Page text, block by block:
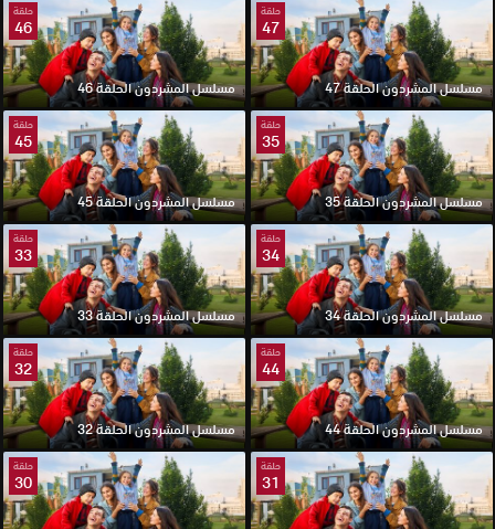
حلقة
47
مسلسل المشردون الحلقة 47
حلقة
46
مسلسل المشردون الحلقة 46
حلقة
35
مسلسل المشردون الحلقة 35
حلقة
45
مسلسل المشردون الحلقة 45
حلقة
34
مسلسل المشردون الحلقة 34
حلقة
33
مسلسل المشردون الحلقة 33
حلقة
44
مسلسل المشردون الحلقة 44
حلقة
32
مسلسل المشردون الحلقة 32
حلقة
31
حلقة
30